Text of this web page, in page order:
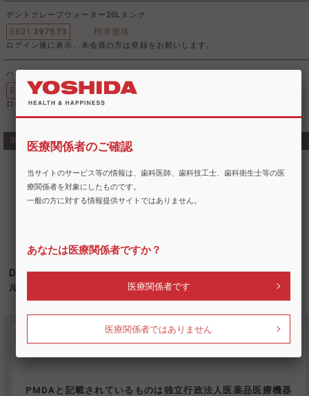
デントクレーブウォーター20Lタンク
5801 397573 標準価格
ログイン後に表示。未会員の方は登録をお願いします。
ハイスピードスチーマー用ドアパッキン
5801 683521 標準価格
ログイン後に表示。未会員の方は登録をお願いします。
関連商品・類似商品
DCスピード・ゾ
ル
PMDAと記載されているものは独立行政法人医薬品医療機器
医療関係者のご確認
当サイトのサービス等の情報は、歯科医師、歯科技工士、歯科衛生士等の医
療関係者を対象にしたものです。
一般の方に対する情報提供サイトではありません。
あなたは医療関係者ですか？
医療関係者です
医療関係者ではありません